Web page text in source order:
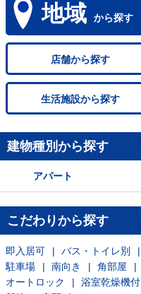
地域 から探す
店舗から探す
生活施設から探す
建物種別から探す
アパート
こだわりから探す
即入居可 バス・トイレ別
駐車場
南向き 角部屋
オートロック
浴室乾燥機付